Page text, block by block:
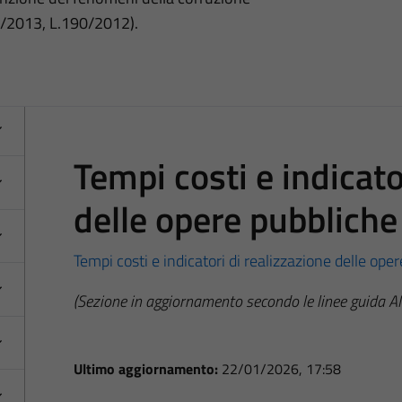
L.190/2012).
Tempi costi e
delle opere pubbliche
Tempi costi e indicatori di realizzazione delle
(Sezione in aggiornamento secondo le linee guida
Ultimo aggiornamento: 22/01/2026, 17:58